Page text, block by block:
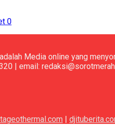
0
Media online yang
| email:
|